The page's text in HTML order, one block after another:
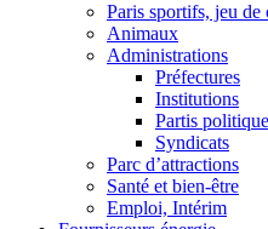
Paris sportifs, jeu de
Animaux
Administrations
Préfectures
Institutions
Partis
Syndicats
Parc d’attractions
Santé et bien-être
Emploi, Intérim